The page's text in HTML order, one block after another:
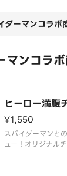
ダーマンコラボ
マンコラ
ヒーロー満腹
¥1,550
スパイダーマンと
ュー！オリジナル